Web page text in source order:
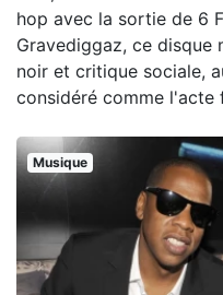
hop avec la sortie de 6
Gravediggaz, ce disque
noir et critique sociale,
considéré comme l'acte
Musique